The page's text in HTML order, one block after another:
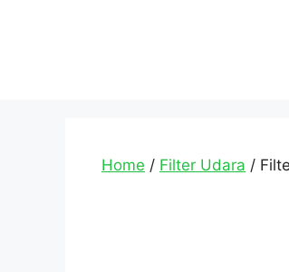
Home / Filter Udara /